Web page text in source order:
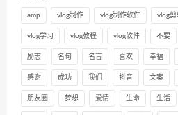
amp vlog制作 vlog制作软件 vlog剪
vlog学习 vlog教程 vlog软件 不要
励志 名句 名言 喜欢 幸福
感谢 成功 我们 抖音 文案
朋友圈 梦想 爱情 生命 生活